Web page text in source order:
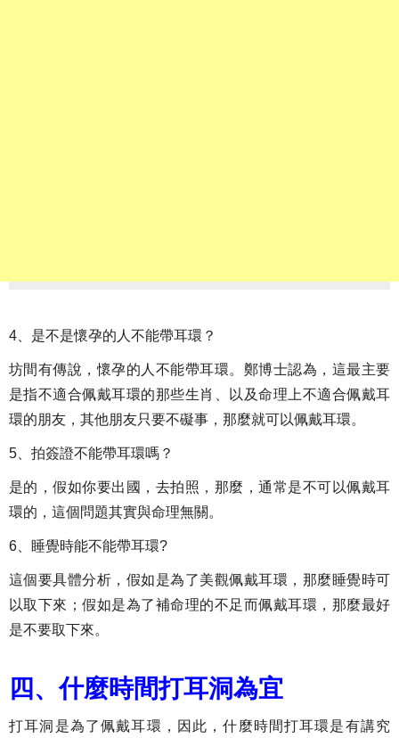
4、是不是懷孕的人不能帶耳環？
坊間有傳說，懷孕的人不能帶耳環。鄭博士認為，這最主要
是指不適合佩戴耳環的那些生肖、以及命理上不適合佩戴耳
環的朋友，其他朋友只要不礙事，那麼就可以佩戴耳環。
5、拍簽證不能帶耳環嗎？
是的，假如你要出國，去拍照，那麼，通常是不可以佩戴耳
環的，這個問題其實與命理無關。
6、睡覺時能不能帶耳環?
這個要具體分析，假如是為了美觀佩戴耳環，那麼睡覺時可
以取下來；假如是為了補命理的不足而佩戴耳環，那麼最好
是不要取下來。
四、什麼時間打耳洞為宜
打耳洞是為了佩戴耳環，因此，什麼時間打耳環是有講究